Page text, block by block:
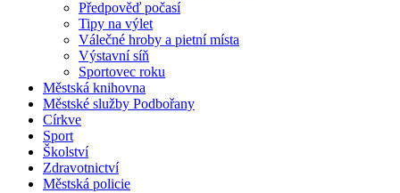
Předpověď počasí
Tipy na výlet
Válečné hroby a pietní místa
Výstavní síň
Sportovec roku
Městská knihovna
Městské služby Podbořany
Církve
Sport
Školství
Zdravotnictví
Městská policie